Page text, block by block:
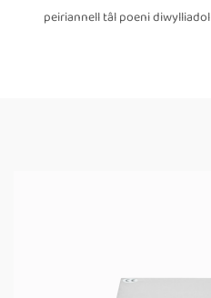
peiriannell tâl poeni diwylliadol